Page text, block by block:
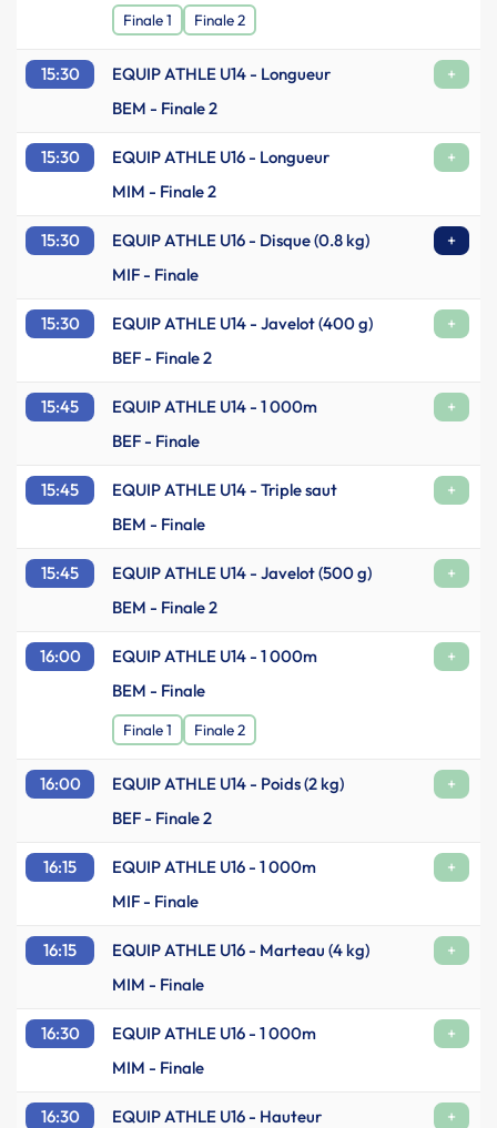
Finale 1 Finale 2
15:30 EQUIP ATHLE U14 - Longueur
+
BEM - Finale 2
15:30 EQUIP ATHLE U16 - Longueur
+
MIM - Finale 2
15:30 EQUIP ATHLE U16 - Disque (0.8 kg)
+
MIF - Finale
15:30 EQUIP ATHLE U14 - Javelot (400 g)
+
BEF - Finale 2
15:45 EQUIP ATHLE U14 - 1 000m
+
BEF - Finale
15:45 EQUIP ATHLE U14 - Triple saut
+
BEM - Finale
15:45 EQUIP ATHLE U14 - Javelot (500 g)
+
BEM - Finale 2
16:00 EQUIP ATHLE U14 - 1 000m
+
BEM - Finale
Finale 1 Finale 2
16:00 EQUIP ATHLE U14 - Poids (2 kg)
+
BEF - Finale 2
16:15 EQUIP ATHLE U16 - 1 000m
+
MIF - Finale
16:15 EQUIP ATHLE U16 - Marteau (4 kg)
+
MIM - Finale
16:30 EQUIP ATHLE U16 - 1 000m
+
MIM - Finale
16:30 EQUIP ATHLE U16 - Hauteur +